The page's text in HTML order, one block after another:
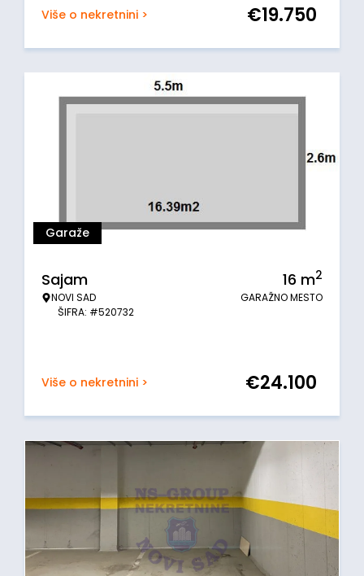
Više o nekretnini > €19.750
Garaže
Sajam
NOVI SAD
ŠIFRA: #520732
16 m2
GARAŽNO MESTO
Više o nekretnini > €24.100